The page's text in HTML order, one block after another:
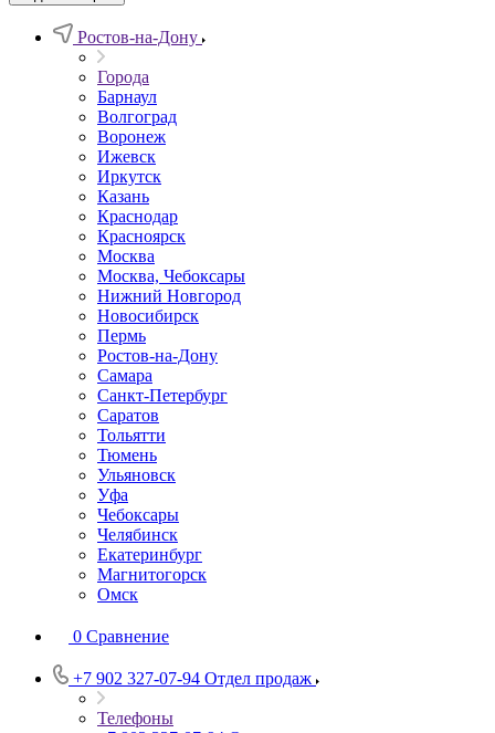
Ростов-на-Дону
Города
Барнаул
Волгоград
Воронеж
Ижевск
Иркутск
Казань
Краснодар
Красноярск
Москва
Москва, Чебоксары
Нижний Новгород
Новосибирск
Пермь
Ростов-на-Дону
Самара
Санкт-Петербург
Саратов
Тольятти
Тюмень
Ульяновск
Уфа
Чебоксары
Челябинск
Екатеринбург
Магнитогорск
Омск
0 Сравнение
+7 902 327-07-94 Отдел продаж
Телефоны